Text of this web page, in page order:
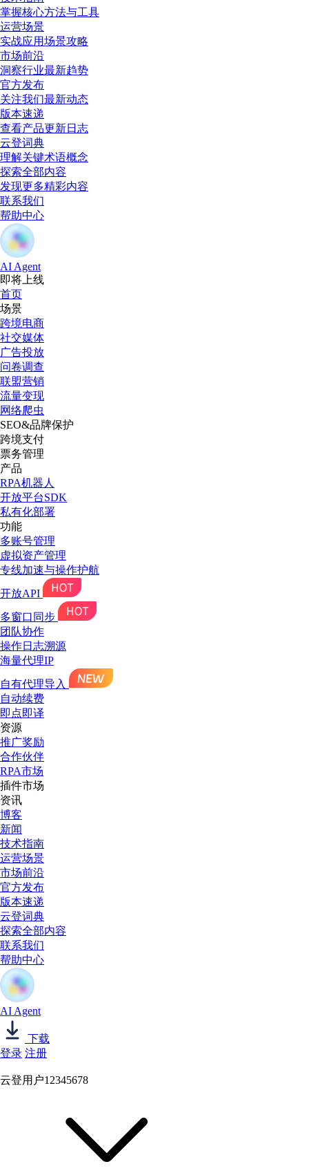
掌握核心方法与工具
运营场景
实战应用场景攻略
市场前沿
洞察行业最新趋势
官方发布
关注我们最新动态
版本速递
查看产品更新日志
云登词典
理解关键术语概念
探索全部内容
发现更多精彩内容
联系我们
帮助中心
AI Agent
即将上线
首页
场景
跨境电商
社交媒体
广告投放
问卷调查
联盟营销
流量变现
网络爬虫
SEO&品牌保护
跨境支付
票务管理
产品
RPA机器人
开放平台SDK
私有化部署
功能
多账号管理
虚拟资产管理
专线加速与操作护航
开放API
多窗口同步
团队协作
操作日志溯源
海量代理IP
自有代理导入
自动续费
即点即译
资源
推广奖励
合作伙伴
RPA市场
插件市场
资讯
博客
新闻
技术指南
运营场景
市场前沿
官方发布
版本速递
云登词典
探索全部内容
联系我们
帮助中心
AI Agent
下载
登录 注册
云登用户12345678